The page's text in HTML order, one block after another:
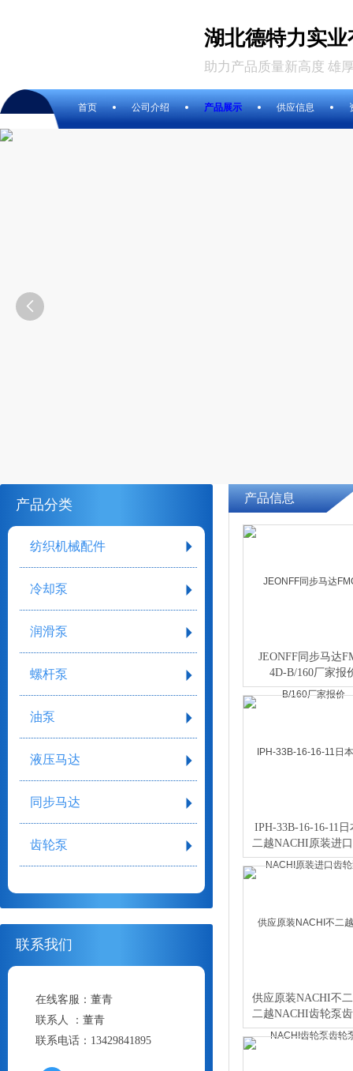
湖北德特力实
助力产品质量新高度 雄
首页 公司介绍 产品展示 供应信息

产品分类
纺织机械配件
冷却泵
润滑泵
螺杆泵
油泵
液压马达
同步马达
齿轮泵
联系我们
在线客服：董青
联系人 ：董青
联系电话： 13429841895
产品信息
JEONFF同步马达
4D-B/160厂家报
IPH-33B-16-16-11
二越NACHI原装进
泵
供应原装NACHI不
二越NACHI齿轮泵